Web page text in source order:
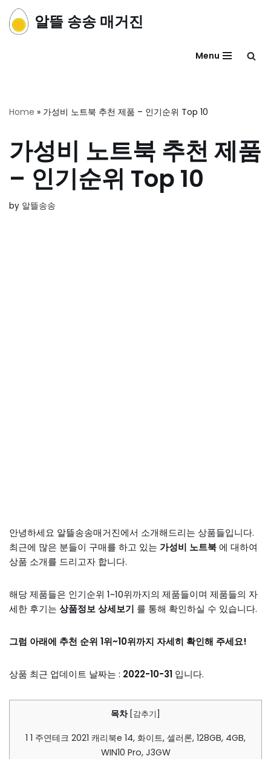
콘
알뜰 송송 매거진
Menu
Home » 가성비 노트북 추천 제품 – 인기순위 Top 10
가성비 노트북 추천 제품
– 인기순위 Top 10
by 알뜰송송
안녕하세요 알뜰송송매거진에서 소개해드리는 상품들입니다.
최근에 많은 분들이 구매를 하고 있는 가성비 노트북에 대하여
상품 소개를 드리고자 합니다.
해당 제품들은 인기순위 1~10위까지의 제품들이며 제품들의 자
세한 후기는 상품정보 상세보기 를 통해 확인하실 수 있습니다.
그럼 아래에 추천 순위 1위~10위까지 자세히 확인해 주세요!
상품 최근 업데이트 날짜는 : 2022-10-31 입니다.
목차 감추기
1 1 주연테크 2021 캐리북e 14, 화이트, 셀러론, 128GB, 4GB,
WIN10 Pro, J3GW